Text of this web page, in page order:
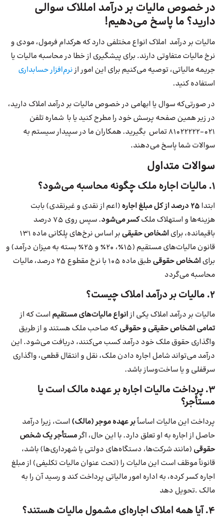
در خصوص مالیات بر درآمد امللاک سوالی
دارید؟ ما پاسخ می‌دهیم!
مالیات بر درآمد املاک انواع مختلفی دارد که هرکدام فرمول، مودی و
نرخ مالیات متفاوتی دارند. برای پیشگیری از خطا در محاسبه مالیات یا
جریمه مالیاتی، توصیه می‌‌کنیم برای این امور ازنرم‌افزار حسابداری
استفاده کنید.
در صورتی‌که سوال یا ابهامی در خصوص مالیات بر درآمد املاک دارید،
در زیر همین صفحه پرسش خود را مطرح کنید یا با شماره تلفن
۰۲۱-۸۱۰۲۲۲۲۲ تماس بگیرید. همکاران ما در سپیدار سیستم به
سوالات شما پاسخ می‌دهند.
سوالات متداول
۱. مالیات اجاره ملک چگونه محاسبه می‌شود؟
ابتدا ۲۵ درصد از کل مبلغ اجاره
(اعم از نقدی و غیرنقدی) بابت
هزینه‌ها و استهلاک ملککسر می‌شود
. سپس روی ۷۵ درصد
باقیمانده، برایاشخاص حقیقی
بر اساس نرخ‌های پلکانی ماده ۱۳۱
قانون مالیات‌های مستقیم (۱۵٪، ۲۰٪ و ۲۵٪ بسته به میزان درآمد) و
برایاشخاص حقوقی
طبق ماده ۱۰۵ با نرخ مقطوع ۲۵ درصد، مالیات
محاسبه می‌گردد
۲. مالیات بر درآمد املاک چیست؟
مالیات بر درآمد املاک یکی ازانواع مالیات‌های مستقیم است که از
تمامی اشخاص حقیقی و حقوقیکه صاحب ملک هستند و از طریق
واگذاری حقوق ملک خود درآمد کسب می‌کنند، دریافت می‌شود. این
درآمد می‌تواند شامل اجاره دادن ملک، نقل و انتقال قطعی، واگذاری
سرقفلی و یا ساخت‌وساز باشد.
۳. پرداخت مالیات اجاره بر عهده مالک است یا
مستأجر؟
پرداخت این مالیات اساساًبر عهده موجر (مالک) است، زیرا درآمد
حاصل از اجاره به او تعلق دارد. با این حال، اگرمستأجر یک شخص
حقوقی (مانند شرکت‌ها، دستگاه‌های دولتی یا شهرداری‌ها) باشد،
قانوناً موظف است این مالیات را (تحت عنوان مالیات تکلیفی) از مبلغ
اجاره کسر کرده، به اداره امور مالیاتی پرداخت کند و رسید آن را به
مالک .تحویل دهد
۴. آیا همه املاک اجاره‌ای مشمول مالیات هستند؟